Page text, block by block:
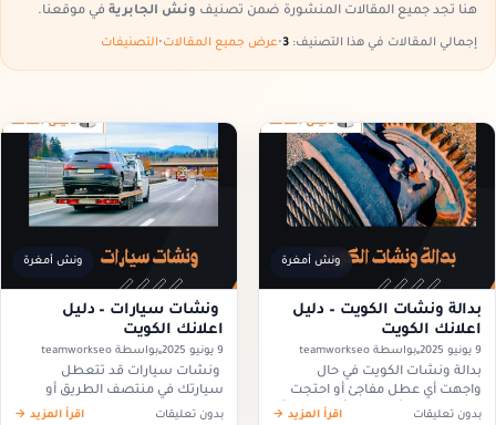
هنا تجد جميع المقالات المنشورة ضمن تصنيف ونش الجابرية في موقعنا.
إجمالي المقالات في هذا التصنيف: •عرض جميع المقالات•التصنيفات
ونش أمغرة
بدالة ونشات الكويت – دليل
اعلانك الكويت
9 يونيو 2025 بواسطة teamworkseo
بدالة ونشات الكويت في حال
واجهت أي عطل مفاجئ أو احتجت
إلى خدمة رفع أو سحب أو نقل في أي
بدون تعليقات اقرأ المزيد →
ونش أمغرة
ونشات سيارات – دليل
اعلانك الكويت
9 يونيو 2025 بواسطة teamworkseo
ونشات سيارات قد تتعطل
سيارتك في منتصف الطريق أو
تحتاج إلى نقلها من مكان إلى آخر
بدون تعليقات اقرأ المزيد →